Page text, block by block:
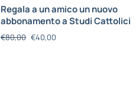
Regala a un amico un nuovo
abbonamento a Studi Cattolici
€80,00 €40,00